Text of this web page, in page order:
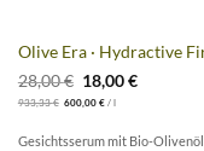
Olive Era · Hydractive
28,00€ Ursprünglicher
Preis
war:
18,00€Aktueller
933,33€ 600,00€ /l
Gesichtsserum mit Bio-